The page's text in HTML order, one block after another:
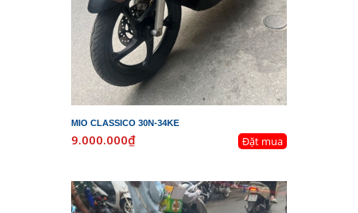
MIO CLASSICO 30N-34KE
9.000.000₫ Đặt mua